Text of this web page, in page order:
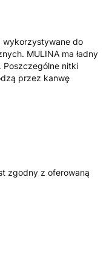
wykorzystywane do
MULINA ma ładny
Poszczególne nitki
przez kanwę
zgodny z oferowaną